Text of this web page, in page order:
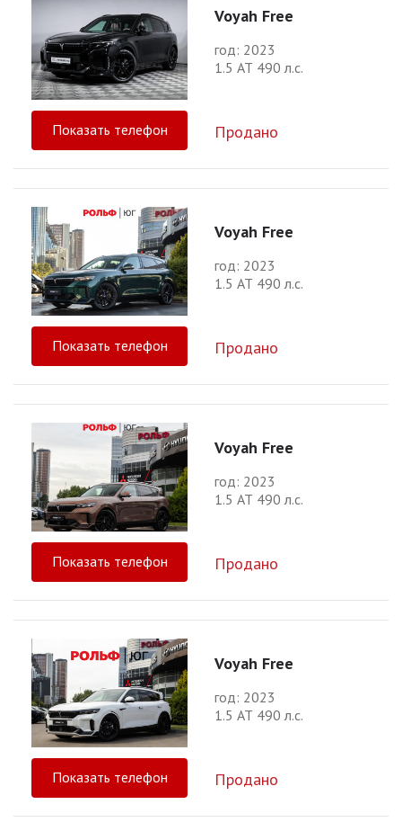
Voyah Free
год: 2023
1.5 АТ 490 л.с.
Показать телефон Продано
Voyah Free
год: 2023
1.5 АТ 490 л.с.
Показать телефон Продано
Voyah Free
год: 2023
1.5 АТ 490 л.с.
Показать телефон Продано
Voyah Free
год: 2023
1.5 АТ 490 л.с.
Показать телефон Продано